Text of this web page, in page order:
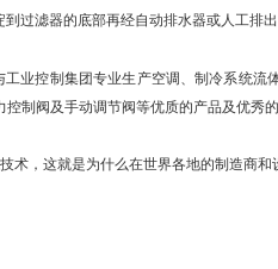
到过滤器的底部再经自动排水器或人工排
业控制集团专业生产空调、制冷系统流
制阀及手动调节阀等优质的产品及优秀
，这就是为什么在世界各地的制造商